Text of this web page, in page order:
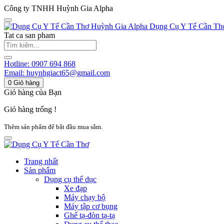
Công ty TNHH Huỳnh Gia Alpha
Huỳnh Gia Alpha Dụng Cụ Y Tế Cần
Tat ca san pham
Hotline: 0907 694 868
Email: huynhgiact65@gmail.com
0 Giỏ hàng
Giỏ hàng của Bạn
Giỏ hàng trống !
Thêm sản phẩm để bắt đầu mua sắm.
Trang nhất
Sản phẩm
Dụng cụ thể dục
Xe đạp
Máy chạy bộ
Máy tập cơ bụng
Ghế tạ-đòn tạ-tạ